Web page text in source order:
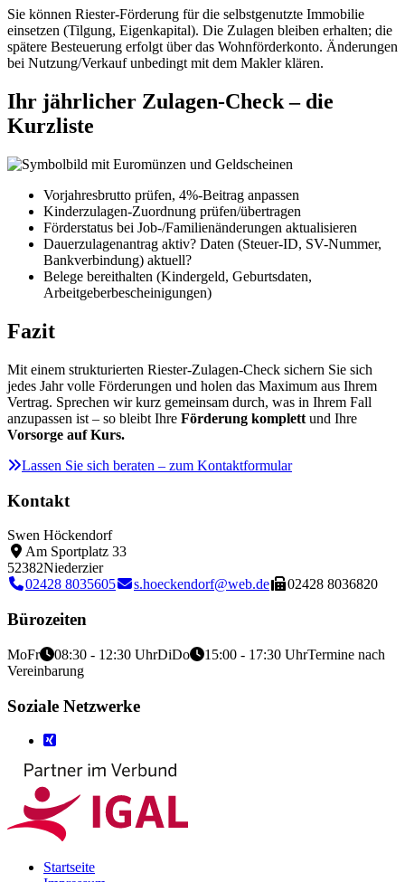
Sie können Riester-Förderung für die selbstgenutzte Immobilie
einsetzen (Tilgung, Eigenkapital). Die Zulagen bleiben erhalten; die
spätere Besteuerung erfolgt über das Wohnförderkonto. Änderungen
bei Nutzung/Verkauf unbedingt mit dem Makler klären.
Ihr jährlicher Zulagen-Check – die
Kurzliste
Vorjahresbrutto prüfen, 4%-Beitrag anpassen
Kinderzulagen-Zuordnung prüfen/übertragen
Förderstatus bei Job-/Familienänderungen aktualisieren
Dauerzulagenantrag aktiv? Daten (Steuer-ID, SV-Nummer,
Bankverbindung) aktuell?
Belege bereithalten (Kindergeld, Geburtsdaten,
Arbeitgeberbescheinigungen)
Fazit
Mit einem strukturierten Riester-Zulagen-Check sichern Sie sich
jedes Jahr volle Förderungen und holen das Maximum aus Ihrem
Vertrag. Sprechen wir kurz gemeinsam durch, was in Ihrem Fall
anzupassen ist – so bleibt Ihre Förderung komplett und Ihre
Vorsorge auf Kurs.
Lassen Sie sich beraten – zum Kontaktformular
Kontakt
Swen Höckendorf
Am Sportplatz 33
52382Niederzier
02428 8035605
s.hoeckendorf@web.de 02428 8036820
Bürozeiten
MoFr 08:30 - 12:30 UhrDiDo 15:00 - 17:30 UhrTermine nach
Vereinbarung
Soziale Netzwerke
Startseite